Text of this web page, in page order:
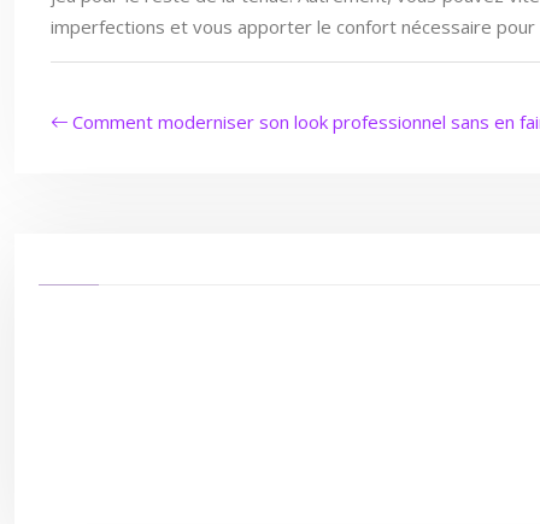
imperfections et vous apporter le confort nécessaire
Comment moderniser son look professionnel sans en